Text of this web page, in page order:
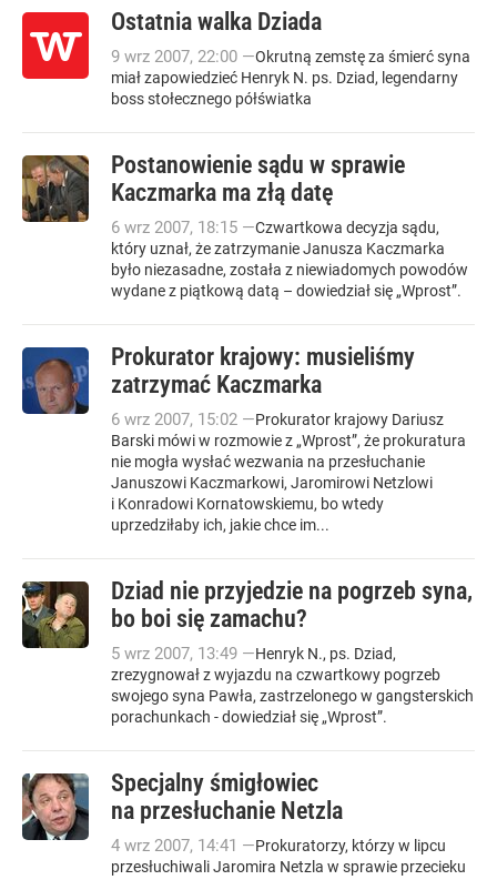
Ostatnia walka Dziada
9 wrz 2007, 22:00 —Okrutną zemstę za śmierć syna
miał zapowiedzieć Henryk N. ps. Dziad, legendarny
boss stołecznego półświatka
Postanowienie sądu w sprawie
Kaczmarka ma złą datę
6 wrz 2007, 18:15 —Czwartkowa decyzja sądu,
który uznał, że zatrzymanie Janusza Kaczmarka
było niezasadne, została z niewiadomych powodów
wydane z piątkową datą – dowiedział się „Wprost”.
Prokurator krajowy: musieliśmy
zatrzymać Kaczmarka
6 wrz 2007, 15:02 —Prokurator krajowy Dariusz
Barski mówi w rozmowie z „Wprost”, że prokuratura
nie mogła wysłać wezwania na przesłuchanie
Januszowi Kaczmarkowi, Jaromirowi Netzlowi
i Konradowi Kornatowskiemu, bo wtedy
uprzedziłaby ich, jakie chce im...
Dziad nie przyjedzie na pogrzeb syna,
bo boi się zamachu?
5 wrz 2007, 13:49 —Henryk N., ps. Dziad,
zrezygnował z wyjazdu na czwartkowy pogrzeb
swojego syna Pawła, zastrzelonego w gangsterskich
porachunkach - dowiedział się „Wprost”.
Specjalny śmigłowiec
na przesłuchanie Netzla
4 wrz 2007, 14:41 —Prokuratorzy, którzy w lipcu
przesłuchiwali Jaromira Netzla w sprawie przecieku